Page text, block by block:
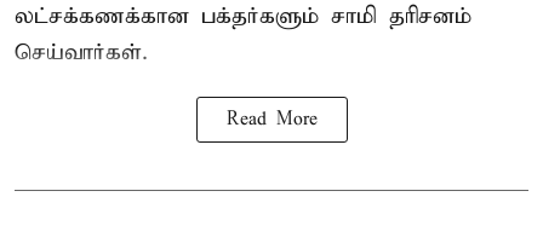
லட்சக்கணக்கான பக்தர்களும் சாமி தரிசனம்
செய்வார்கள்.
Read More